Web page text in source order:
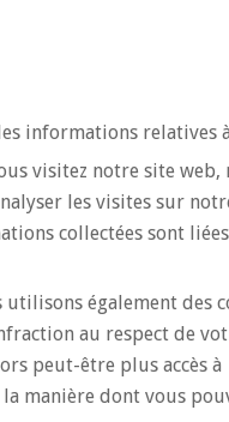
informations
visitez notre site
les visites sur
collectées sont
utilisons également des
au respect de
peut-être plus accès
manière dont vous